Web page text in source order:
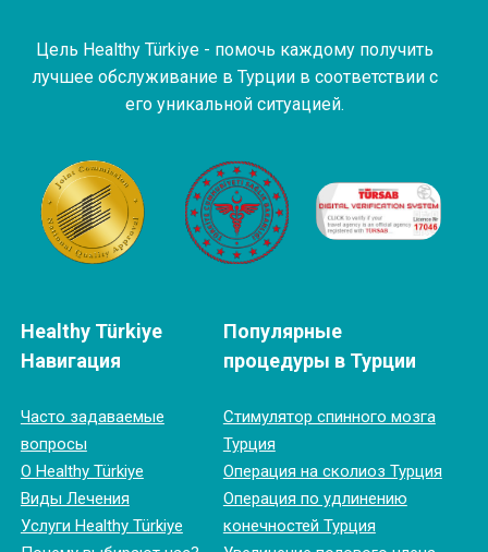
Цель Healthy Türkiye - помочь каждому получить
лучшее обслуживание в Турции в соответствии с
его уникальной ситуацией.
Healthy Türkiye
Навигация
Часто задаваемые
вопросы
О Healthy Türkiye
Виды Лечения
Услуги Healthy Türkiye
Популярные
процедуры в Турции
Cтимулятор спинного мозга
Турция
Операция на сколиоз Турция
Операция по удлинению
конечностей Турция